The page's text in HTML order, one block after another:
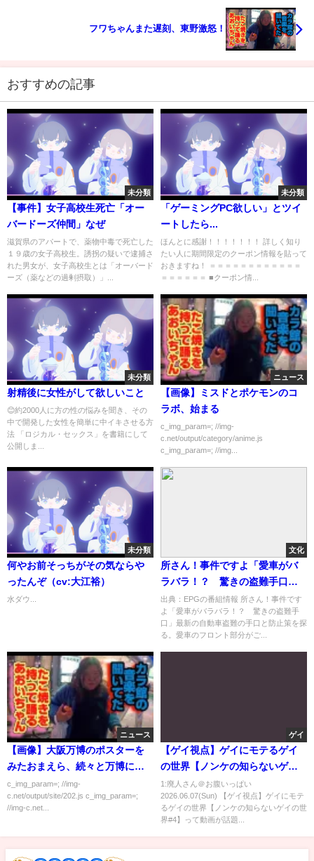
フワちゃんまた遅刻、東野激怒！
おすすめの記事
未分類
【事件】女子高校生死亡「オー
バードーズ仲間」なぜ
滋賀県のアパートで、薬物中毒で死亡した
１９歳の女子高校生。誘拐の疑いで逮捕さ
れた男女が、女子高校生とは「オーバード
ーズ（薬などの過剰摂取）」...
未分類
「ゲーミングPC欲しい」とツイ
ートしたら...
ほんとに感謝！！！！！！！ 詳しく知り
たい人に期間限定のクーポン情報を貼って
おきますね！ ＝＝＝＝＝＝＝＝＝＝＝＝
＝＝＝＝＝＝ ■クーポン情...
未分類
射精後に女性がして欲しいこと
😊約2000人に方の性の悩みを聞き、その
中で開発した女性を簡単に中イキさせる方
法 「ロジカル・セックス」を書籍にして
公開しま...
ニュース
【画像】ミスドとポケモンのコ
ラボ、始まる
c_img_param=; //img-
c.net/output/category/anime.js
c_img_param=; //img...
未分類
何やお前そっちがその気ならや
ったんぞ（cv:大江裕）
水ダウ...
文化
所さん！事件ですよ「愛車がバ
ラバラ！？ 驚きの盗難手口」
[字]…の番組内容解析まとめ
出典：EPGの番組情報 所さん！事件です
よ「愛車がバラバラ！？ 驚きの盗難手
口」最新の自動車盗難の手口と防止策を探
る。愛車のフロント部分がご...
ニュース
【画像】大阪万博のポスターを
みたおまえら、続々と万博に行
きたくなってしまう
c_img_param=; //img-
c.net/output/site/202.js c_img_param=;
//img-c.net...
ゲイ
【ゲイ視点】ゲイにモテるゲイ
の世界【ノンケの知らないゲイ
の世界#4】
1:廃人さん＠お腹いっぱい
2026.06.07(Sun) 【ゲイ視点】ゲイにモテ
るゲイの世界【ノンケの知らないゲイの世
界#4】って動画が話題...